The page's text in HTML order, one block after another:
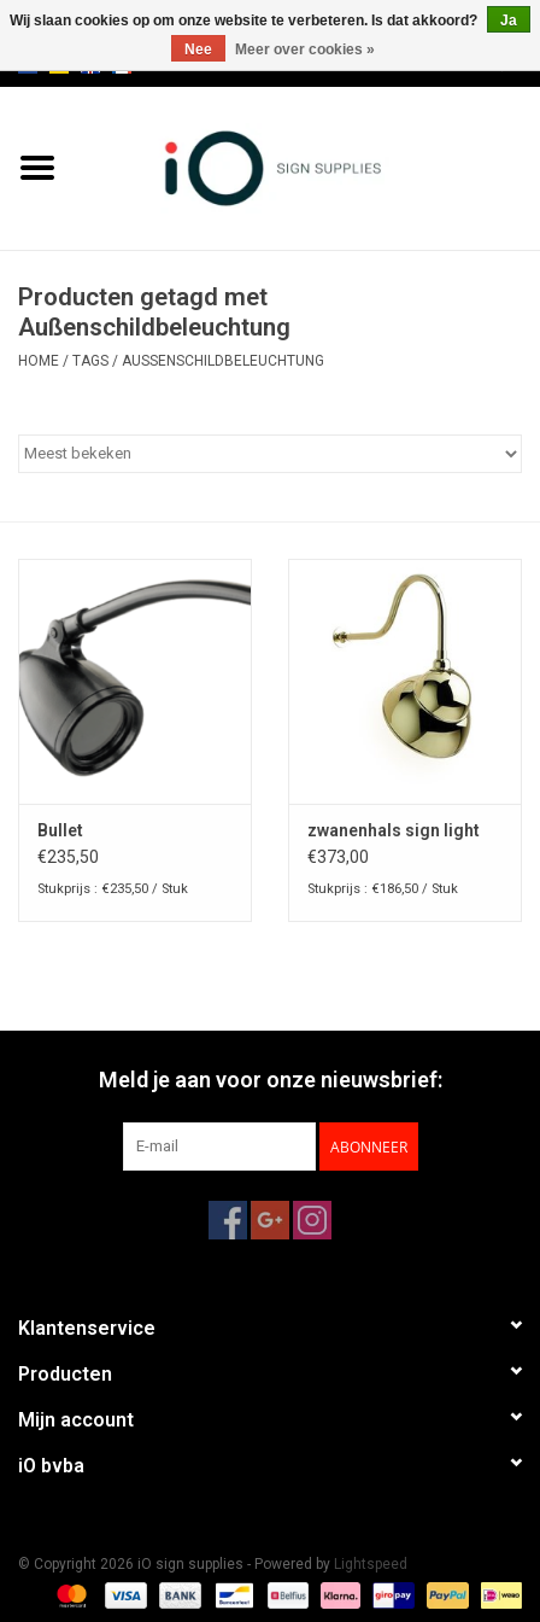
Merken
Bel ons op +32 3 353 67 63
Producten getagd met
Außenschildbeleuchtung
HOME / TAGS / AUSSENSCHILDBELEUCHTUNG
Bullet
€235,50
Stukprijs : €235,50 / Stuk
zwanenhals sign light
€373,00
Stukprijs : €186,50 / Stuk
Meld je aan voor onze nieuwsbrief:
ABONNEER
Klantenservice
Producten
Mijn account
iO bvba
© Copyright 2026 iO sign supplies - Powered by Lightspeed
Wij slaan cookies op om onze website te verbeteren. Is dat akkoord?
Ja
Nee
Meer over cookies »